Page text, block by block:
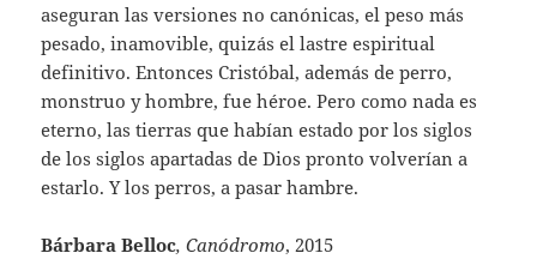
aseguran las versiones no canónicas, el peso más
pesado, inamovible, quizás el lastre espiritual
definitivo. Entonces Cristóbal, además de perro,
monstruo y hombre, fue héroe. Pero como nada es
eterno, las tierras que habían estado por los siglos
de los siglos apartadas de Dios pronto volverían a
estarlo. Y los perros, a pasar hambre.
Bárbara Belloc, Canódromo, 2015